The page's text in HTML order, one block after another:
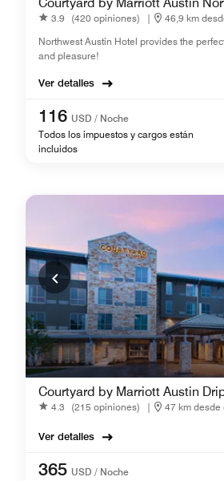
3.9 (420 opiniones) |
46,9 km
Northwest Austin Hotel provides the
and pleasure!
Ver detalles
116 USD / Noche
Todos los impuestos y cargos están
incluidos
Courtyard by Marriott Austin
4.3 (215 opiniones) | 47 km desde
Ver detalles
365 USD / Noche